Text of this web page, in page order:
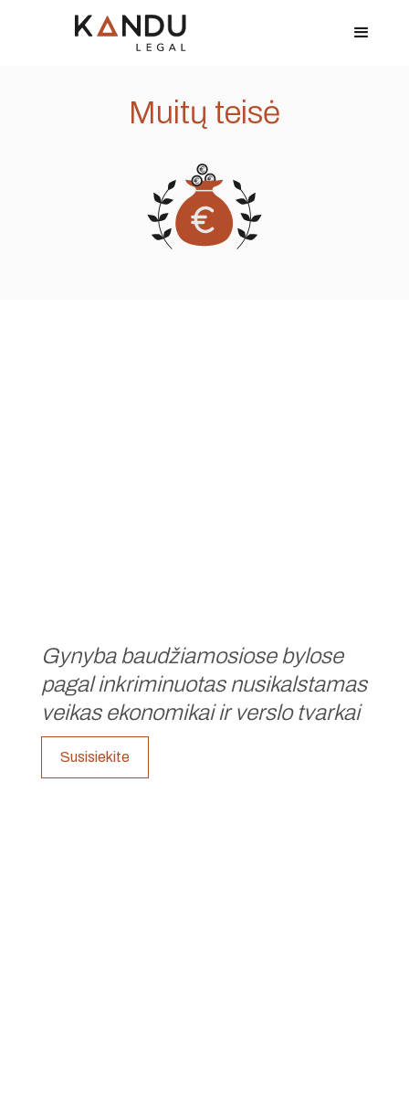
Muitų teisė
Gynyba baudžiamosiose bylose
pagal inkriminuotas nusikalstamas
veikas ekonomikai ir verslo tvarkai
Susisiekite